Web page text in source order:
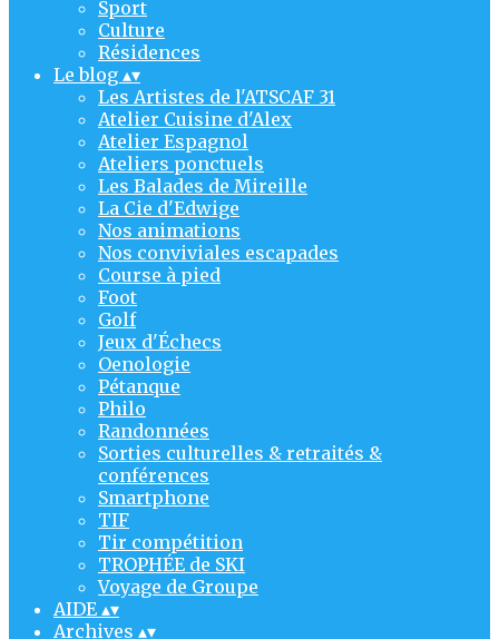
Sport
Culture
Résidences
Le blog ▴▾
Les Artistes de l'ATSCAF 31
Atelier Cuisine d'Alex
Atelier Espagnol
Ateliers ponctuels
Les Balades de Mireille
La Cie d'Edwige
Nos animations
Nos conviviales escapades
Course à pied
Foot
Golf
Jeux d'Échecs
Oenologie
Pétanque
Philo
Randonnées
Sorties culturelles & retraités &
conférences
Smartphone
TIF
Tir compétition
TROPHÉE de SKI
Voyage de Groupe
AIDE ▴▾
Archives ▴▾